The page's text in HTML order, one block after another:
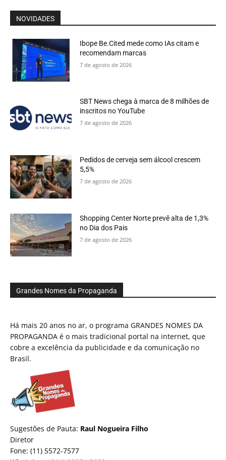
NOVIDADES
Ibope Be.Cited mede como IAs citam e
recomendam marcas
7 de agosto de 2026
SBT News chega à marca de 8 milhões de
inscritos no YouTube
7 de agosto de 2026
Pedidos de cerveja sem álcool crescem
5,5%
7 de agosto de 2026
Shopping Center Norte prevê alta de 1,3%
no Dia dos Pais
7 de agosto de 2026
Grandes Nomes da Propaganda
Há mais 20 anos no ar, o programa GRANDES NOMES DA
PROPAGANDA é o mais tradicional portal na internet, que
cobre a excelência da publicidade e da comunicação no
Brasil.
Sugestões de Pauta: Raul Nogueira Filho
Diretor
Fone: (11) 5572-7577